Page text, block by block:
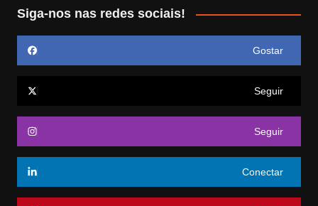
Siga-nos nas redes sociais!
Gostar
Seguir
Seguir
Conectar